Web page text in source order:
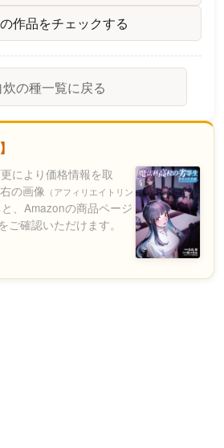
作品をチェックする
炊の種一覧に戻る
により価格情報を取
の画像 （アフィリエイトリン
、Amazonの商品ページ
ご確認いただけます。